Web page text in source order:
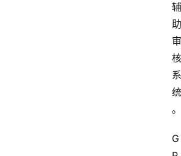
辅
助
审
核
系
统
。
G